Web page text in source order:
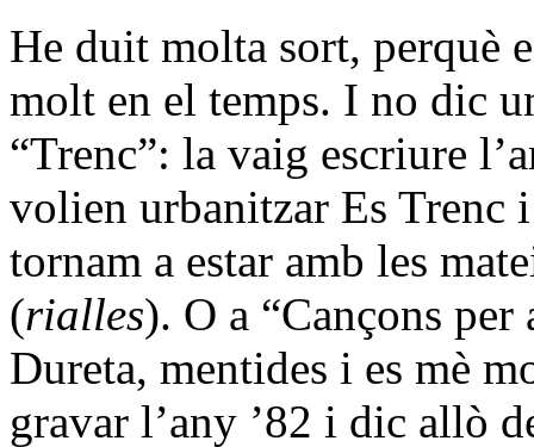
He duit molta sort, perquè
molt en el temps. I no dic
“Trenc”: la vaig escriure
volien urbanitzar Es Trenc
tornam a estar amb les
(rialles). O a “Cançons
Dureta, mentides i es mè
gravar l’any ’82 i dic allò